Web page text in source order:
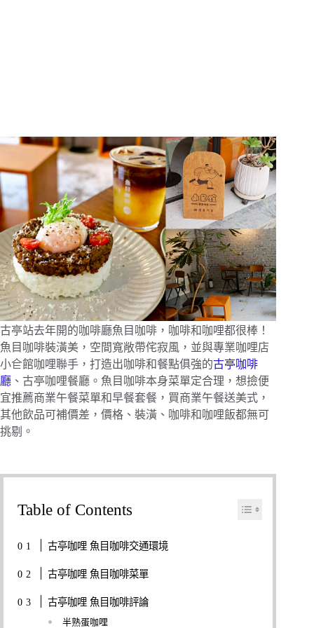
古亭站去年開的咖啡廳魚目咖啡，咖啡和咖哩都很棒！
魚目咖啡裝潢美，空間寬敞帶侘寂風，並與專業咖哩店
小仺館咖哩聯手，打造出咖啡和餐點俱強的古亭咖啡
廳 、古亭咖哩餐廳。魚目咖啡本身菜單定合理，想撿便
宜推薦商業午餐菜單和早餐套餐，買商業午餐送美式，
其他飲品可補價差，價格、裝潢、咖啡和咖哩飯都無可
挑剔。
Table of Contents
古亭咖哩 魚目咖啡交通環境
古亭咖哩 魚目咖啡菜單
古亭咖哩 魚目咖啡評論
半熟蛋咖哩